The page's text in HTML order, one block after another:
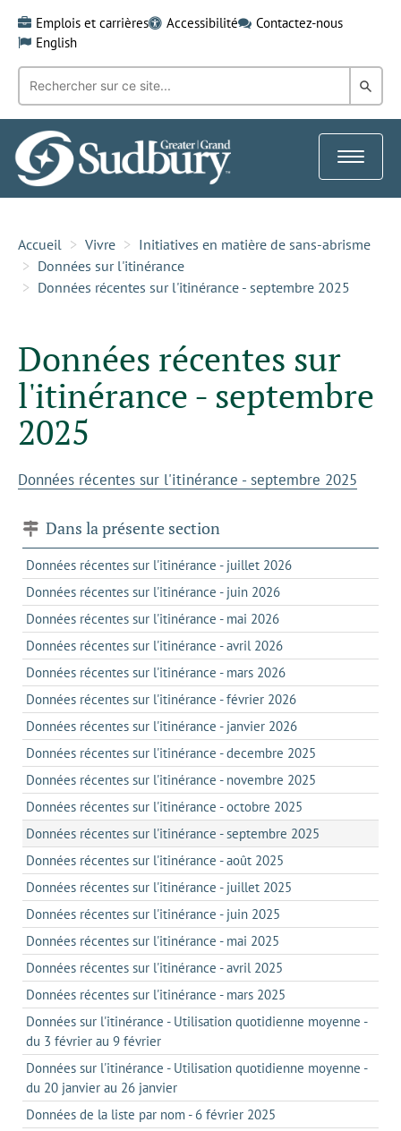
content
Emplois et carrières Accessibilité
Contactez-nous
English
Recherche
mot-
clé:
dans
Toggle
Accueil Vivre
Initiatives en matière de sans-abrisme
Données sur l'itinérance
Données récentes sur l'itinérance - septembre 2025
Données récentes sur
l'itinérance - septembre
2025
Données récentes sur l'itinérance - septembre 2025
Dans la présente section
Données récentes sur l'itinérance - juillet 2026
Données récentes sur l'itinérance - juin 2026
Données récentes sur l'itinérance - mai 2026
Données récentes sur l'itinérance - avril 2026
Données récentes sur l'itinérance - mars 2026
Données récentes sur l'itinérance - février 2026
Données récentes sur l'itinérance - janvier 2026
Données récentes sur l'itinérance - decembre 2025
Données récentes sur l'itinérance - novembre 2025
Données récentes sur l'itinérance - octobre 2025
Données récentes sur l'itinérance - septembre 2025
Données récentes sur l'itinérance - août 2025
Données récentes sur l'itinérance - juillet 2025
Données récentes sur l'itinérance - juin 2025
Données récentes sur l'itinérance - mai 2025
Données récentes sur l'itinérance - avril 2025
Données récentes sur l'itinérance - mars 2025
Données sur l'itinérance - Utilisation quotidienne moyenne -
du 3 février au 9 février
Données sur l'itinérance - Utilisation quotidienne moyenne -
du 20 janvier au 26 janvier
Données de la liste par nom - 6 février 2025